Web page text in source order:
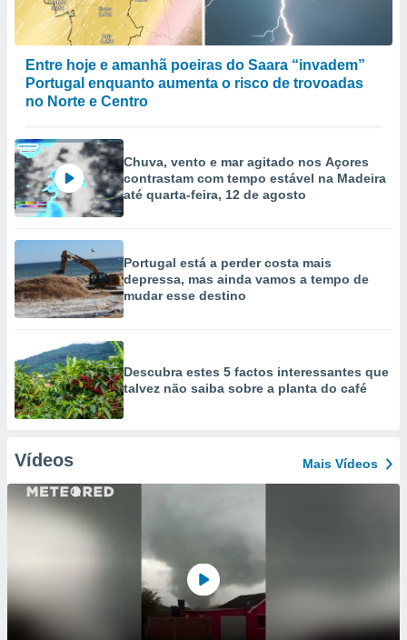
Entre hoje e amanhã poeiras do Saara “invadem”
Portugal enquanto aumenta o risco de trovoadas
no Norte e Centro
Chuva, vento e mar agitado nos Açores
contrastam com tempo estável na Madeira
até quarta-feira, 12 de agosto
Portugal está a perder costa mais
depressa, mas ainda vamos a tempo de
mudar esse destino
Descubra estes 5 factos interessantes que
talvez não saiba sobre a planta do café
Vídeos Mais Vídeos